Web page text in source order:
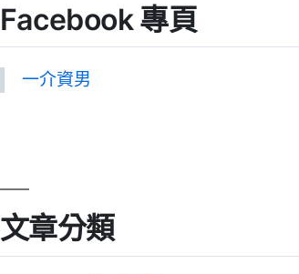
Facebook 專頁
一介資男
文章分類